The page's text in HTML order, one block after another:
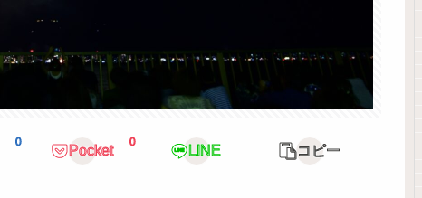
0
Pocket
0
LINE コピー